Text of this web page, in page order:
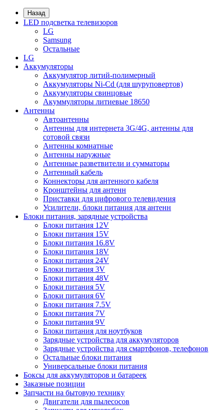
Назад
LED подсветка телевизоров
LG
Samsung
Остальные
LG
Аккумуляторы
Аккумулятор литий-полимерный
Аккумуляторы Ni-Cd (для шуруповертов)
Аккумуляторы свинцовые
Акуммуляторы литиевые 18650
Антенны
Автоантенны
Антенны для интернета 3G/4G, антенны для
сотовой связи
Антенны комнатные
Антенны наружные
Антенные разветвители и сумматоры
Антенный кабель
Коннекторы для антенного кабеля
Кронштейны для антенн
Приставки для цифрового телевидения
Усилители, блоки питания для антенн
Блоки питания, зарядные устройства
Блоки питания 12V
Блоки питания 15V
Блоки питания 16.8V
Блоки питания 18V
Блоки питания 24V
Блоки питания 3V
Блоки питания 48V
Блоки питания 5V
Блоки питания 6V
Блоки питания 7.5V
Блоки питания 7V
Блоки питания 9V
Блоки питания для ноутбуков
Зарядные устройства для аккумуляторов
Зарядные устройства для смартфонов, телефонов
Остальные блоки питания
Универсальные блоки питания
Боксы для аккумуляторов и батареек
Заказные позиции
Запчасти на бытовую технику
Двигатели для пылесосов